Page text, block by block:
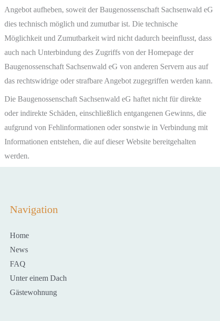
Angebot aufheben, soweit der Baugenossenschaft Sachsenwald eG
dies technisch möglich und zumutbar ist. Die technische
Möglichkeit und Zumutbarkeit wird nicht dadurch beeinflusst, dass
auch nach Unterbindung des Zugriffs von der Homepage der
Baugenossenschaft Sachsenwald eG von anderen Servern aus auf
das rechtswidrige oder strafbare Angebot zugegriffen werden kann.
Die Baugenossenschaft Sachsenwald eG haftet nicht für direkte
oder indirekte Schäden, einschließlich entgangenen Gewinns, die
aufgrund von Fehlinformationen oder sonstwie in Verbindung mit
Informationen entstehen, die auf dieser Website bereitgehalten
werden.
Navigation
Home
News
FAQ
Unter einem Dach
Gästewohnung